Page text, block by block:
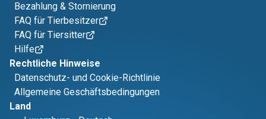
Bezahlung & Stornierung
FAQ für Tierbesitzer
FAQ für Tiersitter
Hilfe
Rechtliche Hinweise
Datenschutz- und Cookie-Richtlinie
Allgemeine Geschäftsbedingungen
Land